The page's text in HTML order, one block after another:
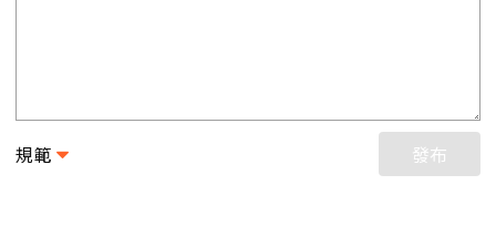
規範 發布